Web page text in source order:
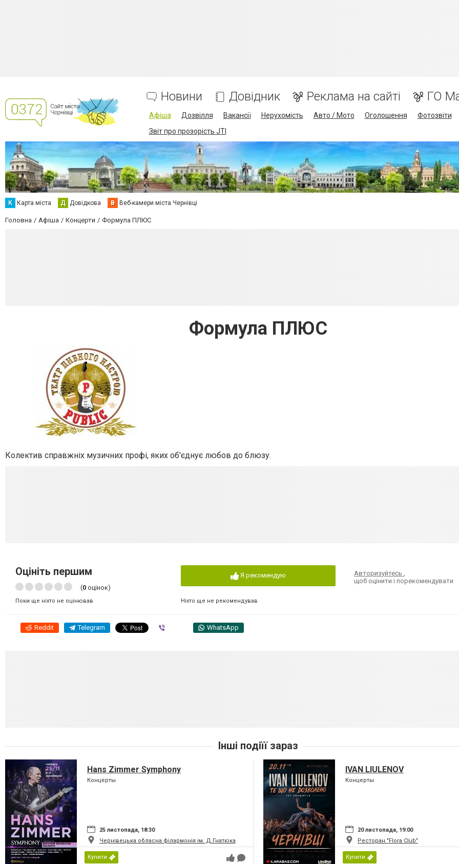
Новини Довідник Реклама на сайті ГО
Афіша Дозвілля Вакансії Нерухомість Авто / Мото Оголошення Фотозвіти
Звіт про прозорість JTI
К Карта міста Д Довідкова В Веб-камери міста Чернівці
Головна Афіша Концерти Формула ПЛЮС
Формула ПЛЮС
Колектив справжніх музичних профі, яких об'єднує любов до блюзу.
Оцініть першим
(0 оцінок)
Поки ще ніхто не оцінював
Я рекомендую
Ніхто ще не рекомендував
Авторизуйтесь,
щоб оцінити і порекомендувати
Reddit Telegram WhatsApp
Інші подіїї зараз
Hans Zimmer Symphony
Концерты
25 листопада, 18:30
Чернівецька обласна філармонія ім. Д.Гнатюка
Купити
IVAN LIULENOV
Концерты
20 листопада, 19:00
Ресторан "Flora Club"
Купити